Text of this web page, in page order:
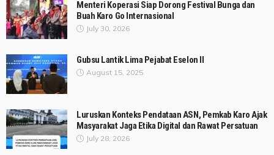
Menteri Koperasi Siap Dorong Festival Bunga dan
Buah Karo Go Internasional
July 30, 2026
Gubsu Lantik Lima Pejabat Eselon II
August 15, 2025
Luruskan Konteks Pendataan ASN, Pemkab Karo Ajak
Masyarakat Jaga Etika Digital dan Rawat Persatuan
July 28, 2026